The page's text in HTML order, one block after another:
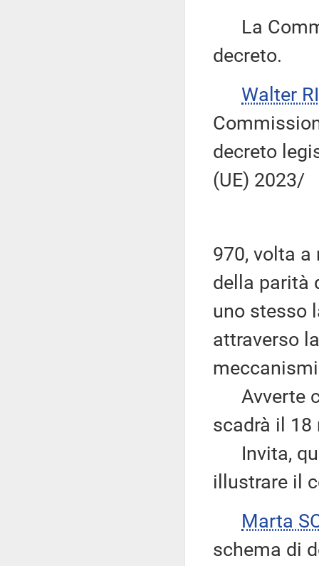
La
decreto.
Walter
decreto
(UE) 2023/
970, volta
della parità
uno stesso
attraverso
Avverte
scadrà il 18
Invita,
illustrare il
Marta
schema di